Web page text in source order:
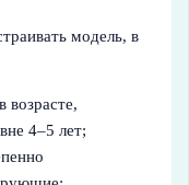
модель, в
возрасте,
4–5 лет;